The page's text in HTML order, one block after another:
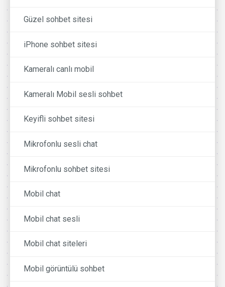
Güzel sohbet sitesi
iPhone sohbet sitesi
Kameralı canlı mobil
Kameralı Mobil sesli sohbet
Keyifli sohbet sitesi
Mikrofonlu sesli chat
Mikrofonlu sohbet sitesi
Mobil chat
Mobil chat sesli
Mobil chat siteleri
Mobil görüntülü sohbet